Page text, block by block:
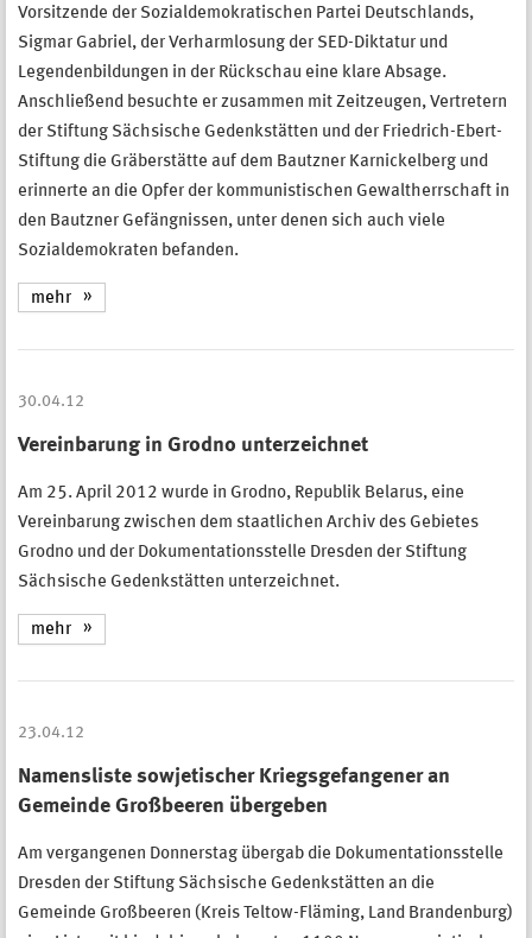
Vorsitzende der Sozialdemokratischen Partei Deutschlands,
Sigmar Gabriel, der Verharmlosung der SED-Diktatur und
Legendenbildungen in der Rückschau eine klare Absage.
Anschließend besuchte er zusammen mit Zeitzeugen, Vertretern
der Stiftung Sächsische Gedenkstätten und der Friedrich-Ebert-
Stiftung die Gräberstätte auf dem Bautzner Karnickelberg und
erinnerte an die Opfer der kommunistischen Gewaltherrschaft in
den Bautzner Gefängnissen, unter denen sich auch viele
Sozialdemokraten befanden.
mehr
30.04.12
Vereinbarung in Grodno unterzeichnet
Am 25. April 2012 wurde in Grodno, Republik Belarus, eine
Vereinbarung zwischen dem staatlichen Archiv des Gebietes
Grodno und der Dokumentationsstelle Dresden der Stiftung
Sächsische Gedenkstätten unterzeichnet.
mehr
23.04.12
Namensliste sowjetischer Kriegsgefangener an
Gemeinde Großbeeren übergeben
Am vergangenen Donnerstag übergab die Dokumentationsstelle
Dresden der Stiftung Sächsische Gedenkstätten an die
Gemeinde Großbeeren (Kreis Teltow-Fläming, Land Brandenburg)